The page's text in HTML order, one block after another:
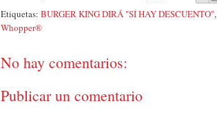
Etiquetas: BURGER KING DIRÁ "SÍ HAY DESCUENTO",
Whopper®
No hay comentarios:
Publicar un comentario